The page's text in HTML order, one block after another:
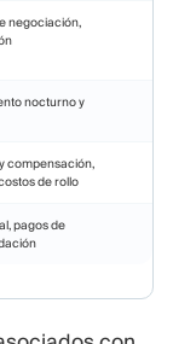
negociación,
nocturno y
compensación,
de rollo
pagos de